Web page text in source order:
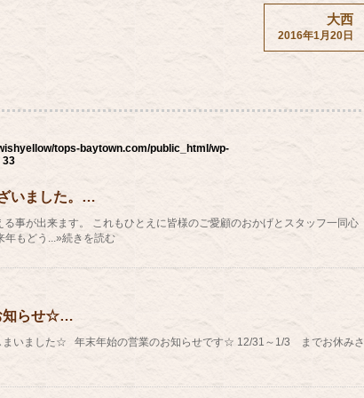
大西
2016年1月20日
tops-baytown.com/public_html/wp-
33
いました。…
事が出来ます。 これもひとえに皆様のご愛顧のおかげとスタッフ一同心
年もどう...»続きを読む
知らせ☆…
まいました☆ 年末年始の営業のお知らせです☆ 12/31～1/3 までお休みさ